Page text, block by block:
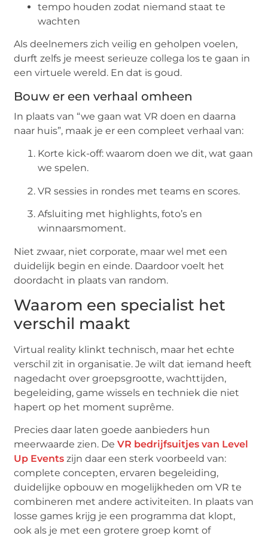
tempo houden zodat niemand staat te
wachten
Als deelnemers zich veilig en geholpen voelen,
durft zelfs je meest serieuze collega los te gaan in
een virtuele wereld. En dat is goud.
Bouw er een verhaal omheen
In plaats van “we gaan wat VR doen en daarna
naar huis”, maak je er een compleet verhaal van:
Korte kick-off: waarom doen we dit, wat gaan
we spelen.
VR sessies in rondes met teams en scores.
Afsluiting met highlights, foto’s en
winnaarsmoment.
Niet zwaar, niet corporate, maar wel met een
duidelijk begin en einde. Daardoor voelt het
doordacht in plaats van random.
Waarom een specialist het
verschil maakt
Virtual reality klinkt technisch, maar het echte
verschil zit in organisatie. Je wilt dat iemand heeft
nagedacht over groepsgrootte, wachttijden,
begeleiding, game wissels en techniek die niet
hapert op het moment suprême.
Precies daar laten goede aanbieders hun
meerwaarde zien. DeVR bedrijfsuitjes van Level
Up Events zijn daar een sterk voorbeeld van:
complete concepten, ervaren begeleiding,
duidelijke opbouw en mogelijkheden om VR te
combineren met andere activiteiten. In plaats van
losse games krijg je een programma dat klopt,
ook als je met een grotere groep komt of